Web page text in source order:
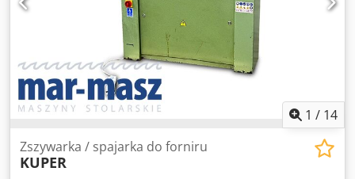
1 / 14
Zszywarka / spajarka do forniru
KUPER